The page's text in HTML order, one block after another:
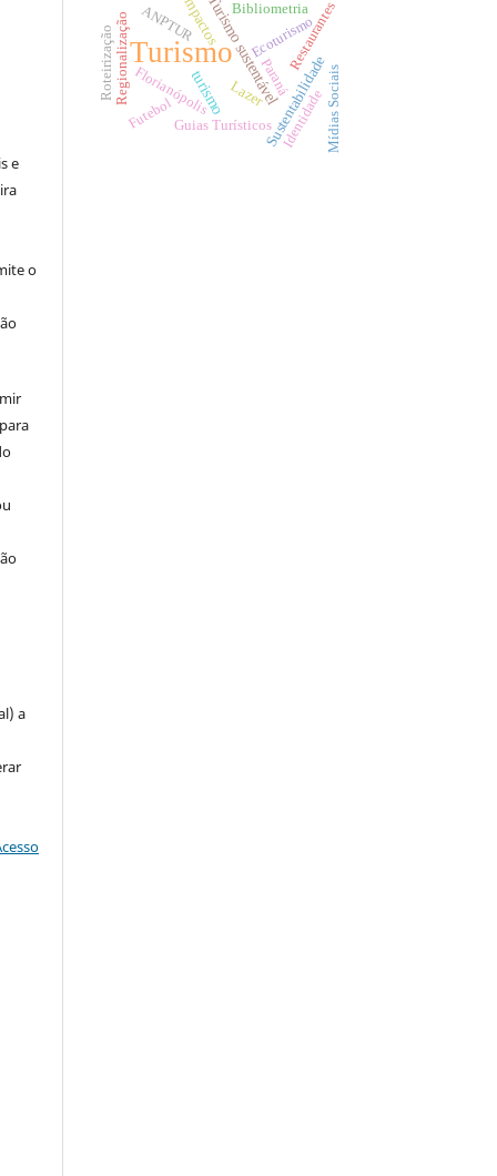
e
o
a
TurismoTurismo sustentável
turismo
Impactos
LazerSustentabilidade
Ecoturismo
Florianópolis Mídias Sociais
Regionalização Restaurantes
Paraná
Bibliometria
Identidade
Guias Turísticos
Futebol
ANPTUR
Roteirização